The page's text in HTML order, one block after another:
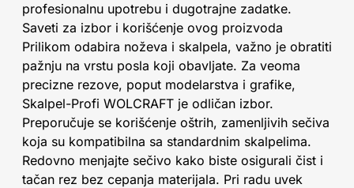
profesionalnu upotrebu i dugotrajne zadatke.
Saveti za izbor i korišćenje ovog proizvoda
Prilikom odabira noževa i skalpela, važno je obratiti
pažnju na vrstu posla koji obavljate. Za veoma
precizne rezove, poput modelarstva i grafike,
Skalpel-Profi WOLCRAFT je odličan izbor.
Preporučuje se korišćenje oštrih, zamenljivih sečiva
koja su kompatibilna sa standardnim skalpelima.
Redovno menjajte sečivo kako biste osigurali čist i
tačan rez bez cepanja materijala. Pri radu uvek